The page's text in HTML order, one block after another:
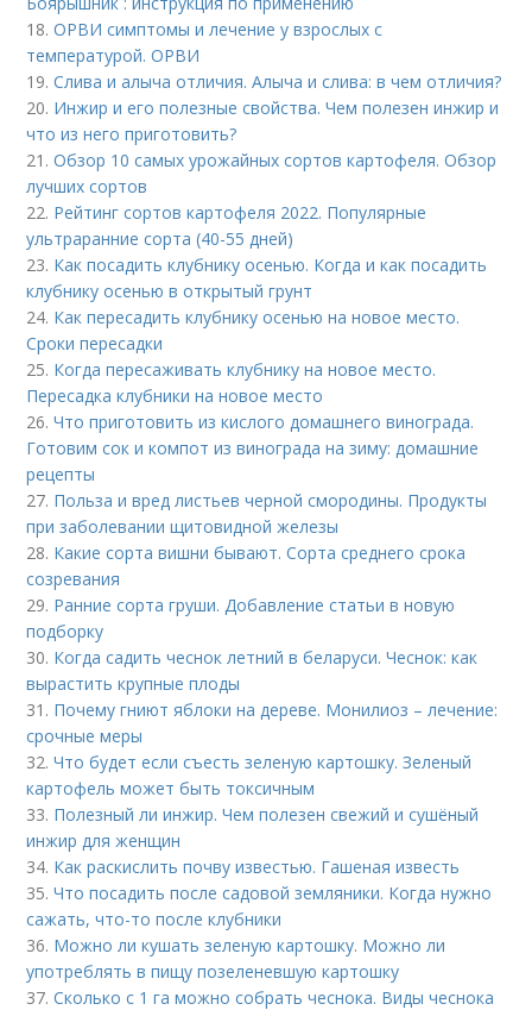
18.ОРВИ симптомы и лечение у взрослых с
температурой. ОРВИ
19.Слива и алыча отличия. Алыча и слива: в чем отличия?
20. Инжир и его полезные свойства. Чем полезен инжир и
что из него приготовить?
21.Обзор 10 самых урожайных сортов картофеля. Обзор
лучших сортов
22. Рейтинг сортов картофеля 2022. Популярные
ультраранние сорта (40-55 дней)
23. Как посадить клубнику осенью. Когда и как посадить
клубнику осенью в открытый грунт
24. Как пересадить клубнику осенью на новое место.
Сроки пересадки
25. Когда пересаживать клубнику на новое место.
Пересадка клубники на новое место
26.Что приготовить из кислого домашнего винограда.
Готовим сок и компот из винограда на зиму: домашние
рецепты
27. Польза и вред листьев черной смородины. Продукты
при заболевании щитовидной железы
28. Какие сорта вишни бывают. Сорта среднего срока
созревания
29. Ранние сорта груши. Добавление статьи в новую
подборку
30. Когда садить чеснок летний в беларуси. Чеснок: как
вырастить крупные плоды
31. Почему гниют яблоки на дереве. Монилиоз – лечение:
срочные меры
32.Что будет если съесть зеленую картошку. Зеленый
картофель может быть токсичным
33. Полезный ли инжир. Чем полезен свежий и сушёный
инжир для женщин
34. Как раскислить почву известью. Гашеная известь
35.Что посадить после садовой земляники. Когда нужно
сажать, что-то после клубники
36. Можно ли кушать зеленую картошку. Можно ли
употреблять в пищу позеленевшую картошку
37.Сколько с 1 га можно собрать чеснока. Виды чеснока